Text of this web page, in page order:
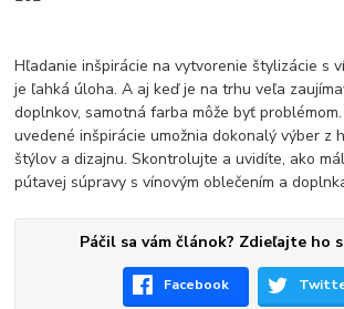
Hľadanie inšpirácie na vytvorenie štylizácie s
je ľahká úloha. A aj keď je na trhu veľa
doplnkov, samotná farba môže byť
uvedené inšpirácie umožnia dokonalý výber z
štýlov a dizajnu. Skontrolujte a uvidíte, ako
pútavej súpravy s vínovým oblečením a
Páčil sa vám článok? Zdieľajte ho
Facebook